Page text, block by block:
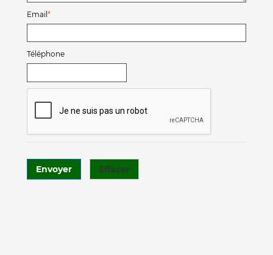
Email
Téléphone
Envoyer Effacer